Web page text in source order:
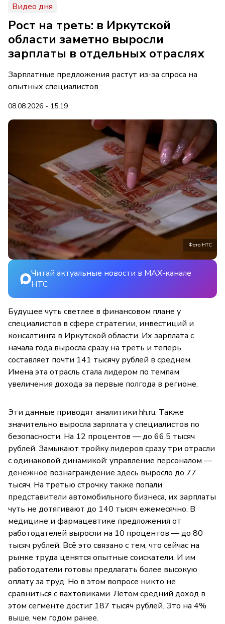
Видео дня
Рост на треть: в Иркутской
области заметно выросли
зарплаты в отдельных отраслях
Зарплатные предложения растут из-за спроса на
опытных специалистов
08.08.2026 - 15:19
Фото НТС
Читай актуальные новости в MAX-канале
НТС
Будущее чуть светлее в финансовом плане у
специалистов в сфере стратегии, инвестиций и
консалтинга в Иркутской области. Их зарплата с
начала года выросла сразу на треть и теперь
составляет почти 141 тысячу рублей в среднем.
Имена эта отрасль стала лидером по темпам
увеличения дохода за первые полгода в регионе.
Эти данные приводят аналитики hh.ru. Также
значительно выросла зарплата у специалистов по
безопасности. На 12 процентов — до 66,5 тысяч
рублей. Замыкают тройку лидеров сразу три отрасли
с одинаковой динамикой: управление персоналом —
денежное вознаграждение здесь выросло до 77
тысяч. На третью строчку также попали
представители автомобильного бизнеса, их зарплаты
чуть не дотягивают до 140 тысяч ежемесячно. В
медицине и фармацевтике предложения от
работодателей выросли на 10 процентов — до 80
тысяч рублей. Всё это связано с тем, что сейчас на
рынке труда ценятся опытные соискатели. И им
работодатели готовы предлагать более высокую
оплату за труд. Но в этом вопросе никто не
сравниться с вахтовиками. Летом средний доход в
этом сегменте достиг 187 тысяч рублей. Это на 4%
выше, чем годом ранее.